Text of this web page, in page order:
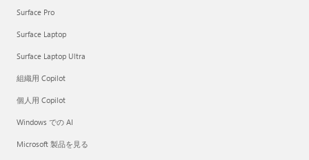
Surface Pro
Surface Laptop
Surface Laptop Ultra
組織用 Copilot
個人用 Copilot
Windows での AI
Microsoft 製品を見る